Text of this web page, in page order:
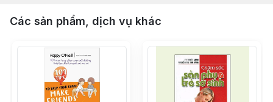
Các sản phẩm, dịch vụ khác